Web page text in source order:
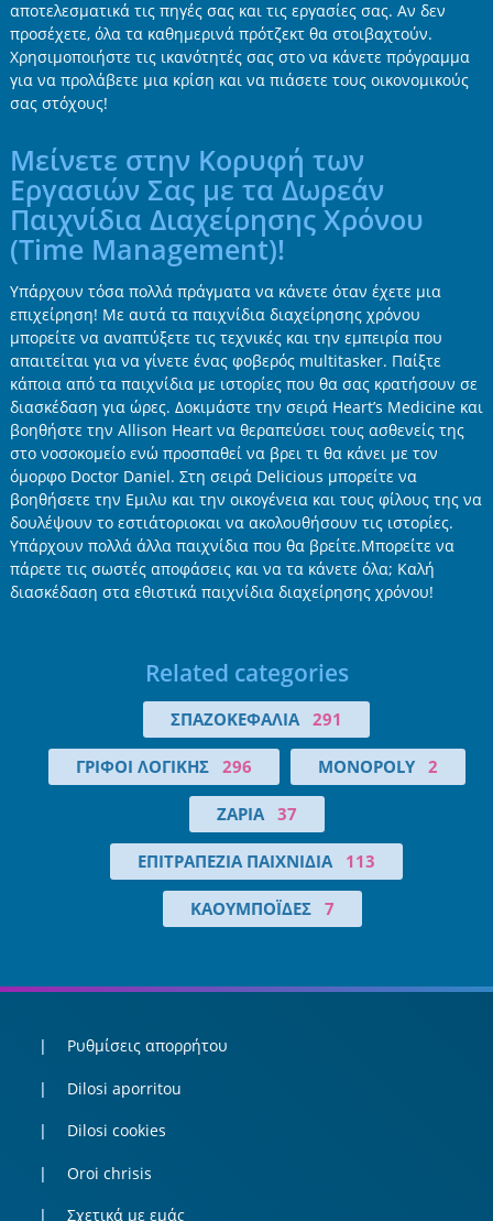
αποτελεσματικά τις πηγές σας και τις εργασίες σας. Αν δεν
προσέχετε, όλα τα καθημερινά πρότζεκτ θα στοιβαχτούν.
Χρησιμοποιήστε τις ικανότητές σας στο να κάνετε πρόγραμμα
για να προλάβετε μια κρίση και να πιάσετε τους οικονομικούς
σας στόχους!
Μείνετε στην Κορυφή των
Εργασιών Σας με τα Δωρεάν
Παιχνίδια Διαχείρησης Χρόνου
(Time Management)!
Υπάρχουν τόσα πολλά πράγματα να κάνετε όταν έχετε μια
επιχείρηση! Με αυτά τα παιχνίδια διαχείρησης χρόνου
μπορείτε να αναπτύξετε τις τεχνικές και την εμπειρία που
απαιτείται για να γίνετε ένας φοβερός multitasker. Παίξτε
κάποια από τα παιχνίδια με ιστορίες που θα σας κρατήσουν σε
διασκέδαση για ώρες. Δοκιμάστε την σειρά Heart’s Medicine και
βοηθήστε την Allison Heart να θεραπεύσει τους ασθενείς της
στο νοσοκομείο ενώ προσπαθεί να βρει τι θα κάνει με τον
όμορφο Doctor Daniel. Στη σειρά Delicious μπορείτε να
βοηθήσετε την Εμιλυ και την οικογένεια και τους φίλους της να
δουλέψουν το εστιάτοριοκαι να ακολουθήσουν τις ιστορίες.
Υπάρχουν πολλά άλλα παιχνίδια που θα βρείτε.Μπορείτε να
πάρετε τις σωστές αποφάσεις και να τα κάνετε όλα; Καλή
διασκέδαση στα εθιστικά παιχνίδια διαχείρησης χρόνου!
Related categories
ΣΠΑΖΟΚΕΦΑΛΙΆ 291
ΓΡΊΦΟΙ ΛΟΓΙΚΉΣ 296 MONOPOLY 2
ΖΆΡΙΑ 37
ΕΠΙΤΡΑΠΈΖΙΑ ΠΑΙΧΝΊΔΙΑ 113
ΚΑΟΥΜΠΌΙΔΕΣ 7
Ρυθμίσεις απορρήτου
Dilosi aporritou
Dilosi cookies
Oroi chrisis
Σχετικά με εμάς